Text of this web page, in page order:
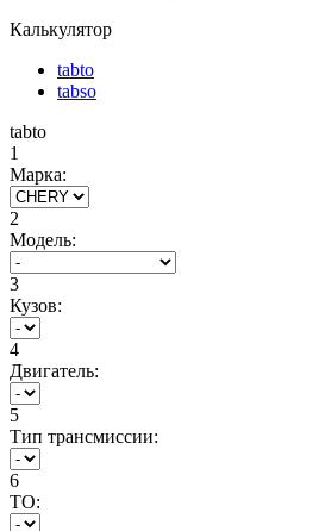
Калькулятор
tabto
tabso
tabto
1
Марка:
2
Модель:
3
Кузов:
4
Двигатель:
5
Тип трансмиссии:
6
ТО: